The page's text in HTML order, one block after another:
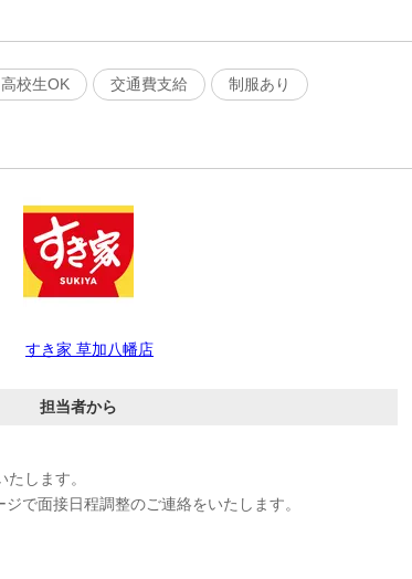
高校生OK 交通費支給 制服あり
すき家 草加八幡店
担当者から
します。
で面接日程調整のご連絡をいたします。